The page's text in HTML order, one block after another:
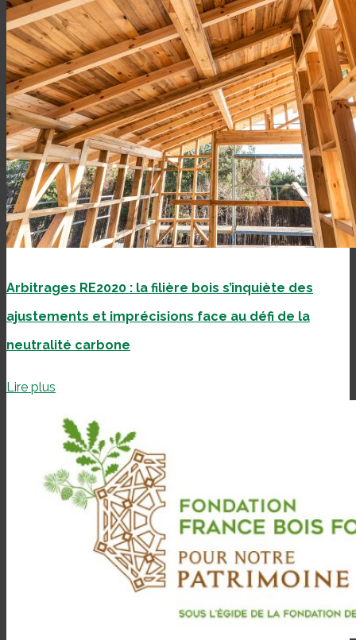
Arbitrages RE2020 : la filière bois s’inquiète des
ajustements et imprécisions face au défi de la
neutralité carbone
Lire plus